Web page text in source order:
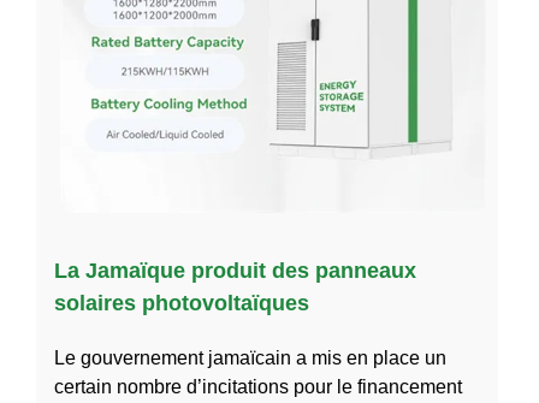
La Jamaïque produit des panneaux
solaires photovoltaïques
Le gouvernement jamaïcain a mis en place un
certain nombre d’incitations pour le financement